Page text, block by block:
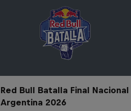
Red Bull Batalla Final Nacional
Argentina 2026